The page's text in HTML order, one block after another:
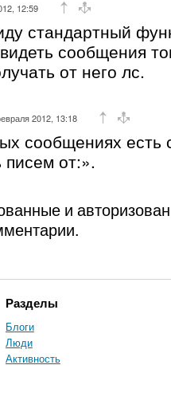
12:59
стандартный
сообщения
от него лс.
2012, 13:18
сообщениях есть
от:».
и
Разделы
Блоги
Люди
Активность